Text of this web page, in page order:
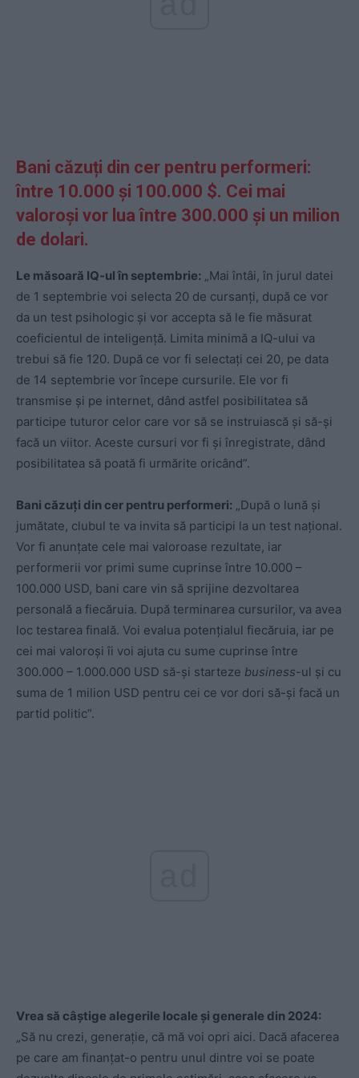
Bani căzuți din cer pentru performeri:
între 10.000 și 100.000 $. Cei mai
valoroși vor lua între 300.000 și un milion
de dolari.
Le măsoară IQ-ul în septembrie: „Mai întâi, în jurul datei
de 1 septembrie voi selecta 20 de cursanți, după ce vor
da un test psihologic și vor accepta să le fie măsurat
coeficientul de inteligență. Limita minimă a IQ-ului va
trebui să fie 120. După ce vor fi selectați cei 20, pe data
de 14 septembrie vor începe cursurile. Ele vor fi
transmise și pe internet, dând astfel posibilitatea să
participe tuturor celor care vor să se instruiască și să-și
facă un viitor. Aceste cursuri vor fi și înregistrate, dând
posibilitatea să poată fi urmărite oricând”.
Bani căzuți din cer pentru performeri: „După o lună și
jumătate, clubul te va invita să participi la un test național.
Vor fi anunțate cele mai valoroase rezultate, iar
performerii vor primi sume cuprinse între 10.000 –
100.000 USD, bani care vin să sprijine dezvoltarea
personală a fiecăruia. După terminarea cursurilor, va avea
loc testarea finală. Voi evalua potențialul fiecăruia, iar pe
cei mai valoroși îi voi ajuta cu sume cuprinse între
300.000 – 1.000.000 USD să-și starteze business-ul și cu
suma de 1 milion USD pentru cei ce vor dori să-și facă un
partid politic”.
Vrea să câștige alegerile locale și generale din 2024:
„Să nu crezi, generație, că mă voi opri aici. Dacă afacerea
pe care am finanțat-o pentru unul dintre voi se poate